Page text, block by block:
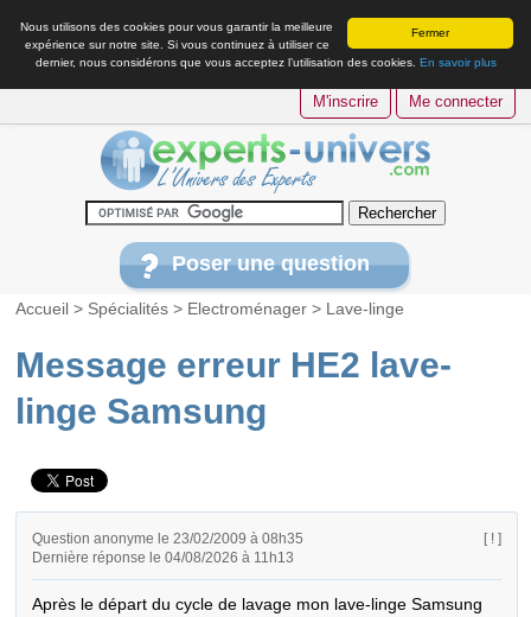
Fermer
Nous utilisons des cookies pour vous garantir la meilleure
expérience sur notre site. Si vous continuez à utiliser ce
dernier, nous considérons que vous acceptez l’utilisation des cookies. En savoir plus
M'inscrire Me connecter
Poser une question
Accueil > Spécialités > Electroménager > Lave-linge
Message erreur HE2 lave-
linge Samsung
Question anonyme le 23/02/2009 à 08h35
Dernière réponse le 04/08/2026 à 11h13
[ ! ]
Après le départ du cycle de lavage mon lave-linge Samsung